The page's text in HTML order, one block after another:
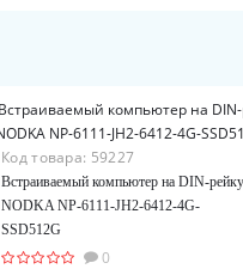
Код товара: 59227
Встраиваемый компьютер на DIN-рейку
NODKA NP-6111-JH2-6412-4G-
SSD512G
0